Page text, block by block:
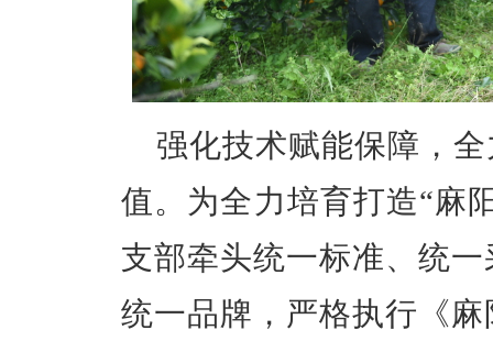
强化技术赋能保障，
值。为全力培育打造“麻
支部牵头统一标准、统
统一品牌 ，严格执行《